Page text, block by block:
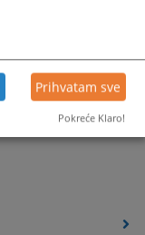
Prihvatam sve
Pokreće Klaro!